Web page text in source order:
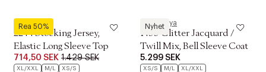
Rea 50%
Stine Goya
2244 Stocking Jersey,
Elastic Long Sleeve Top
714,50 SEK 1.429 SEK
XL/XXL M/L XS/S
Nyhet
Stine Goya
1499 Glitter Jacquard /
Twill Mix, Bell Sleeve Coat
5.299 SEK
XS/S M/L XL/XXL